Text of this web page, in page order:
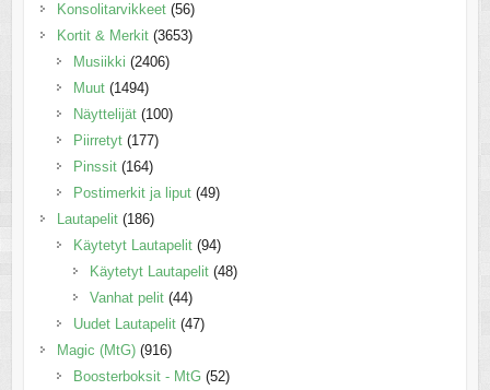
Konsolitarvikkeet (56)
Kortit & Merkit (3653)
Musiikki (2406)
Muut (1494)
Näyttelijät (100)
Piirretyt (177)
Pinssit (164)
Postimerkit ja liput (49)
Lautapelit (186)
Käytetyt Lautapelit (94)
Käytetyt Lautapelit (48)
Vanhat pelit (44)
Uudet Lautapelit (47)
Magic (MtG) (916)
Boosterboksit - MtG (52)